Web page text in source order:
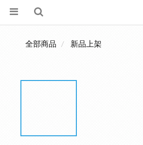
全部商品 新品上架